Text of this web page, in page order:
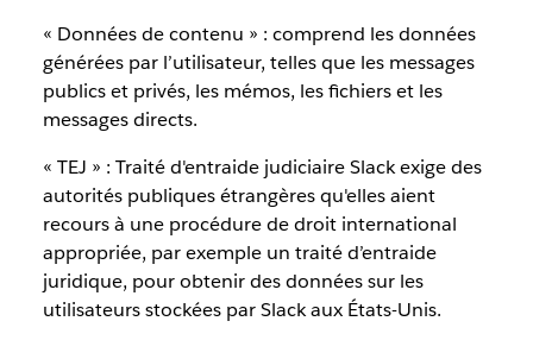
« Données de contenu » : comprend les données
générées par l’utilisateur, telles que les messages
publics et privés, les mémos, les fichiers et les
messages directs.
« TEJ » : Traité d'entraide judiciaire Slack exige des
autorités publiques étrangères qu'elles aient
recours à une procédure de droit international
appropriée, par exemple un traité d’entraide
juridique, pour obtenir des données sur les
utilisateurs stockées par Slack aux États-Unis.